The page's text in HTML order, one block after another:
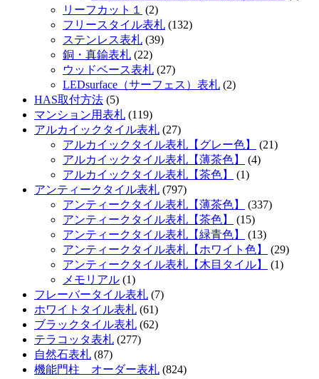
リーフカット１
(2)
フリースタイル表札 (132)
ステンレス表札 (39)
銅・真鍮表札 (22)
ウッドベース表札 (27)
LEDsurface（サーフェス）表札 (2)
HAS取付方法 (5)
マンション用表札 (119)
アルカイックタイル表札 (27)
アルカイックタイル表札【グレー色】
(21)
アルカイックタイル表札【薄茶色】
(4)
アルカイックタイル表札【茶色】
(1)
アンティークタイル表札 (797)
アンティークタイル表札【薄茶色】
(337)
アンティークタイル表札【茶色】
(15)
アンティークタイル表札【緑青色】
(13)
アンティークタイル表札【ホワイト色】
(29)
アンティークタイル表札【木目タイル】
(1)
メモリアル (1)
フレーバータイル表札 (7)
ホワイトタイル表札 (61)
ブラックタイル表札 (62)
テラコッタ表札 (277)
自然石表札 (87)
機能門柱 オーダー表札 (824)